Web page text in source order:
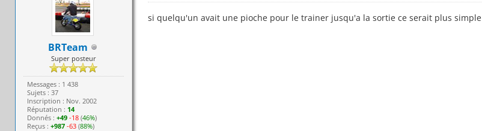
BRTeam
Super posteur
Messages : 1 438
Sujets : 37
Inscription : Nov. 2002
Réputation : 14
Donnés : +49 -18(46%)
Reçus : +987 -63(88%)
si quelqu'un avait une pioche pour le trainer jusqu'a la sortie ce serait plus simple